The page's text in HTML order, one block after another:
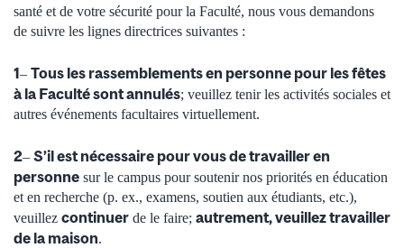
santé et de votre sécurité pour la Faculté, nous vous demandons
de suivre les lignes directrices suivantes :
1– Tous les rassemblements en personne pour les fêtes
à la Faculté sont annulés; veuillez tenir les activités sociales et
autres événements facultaires virtuellement.
2– S’il est nécessaire pour vous de travailler en
personne sur le campus pour soutenir nos priorités en éducation
et en recherche (p. ex., examens, soutien aux étudiants, etc.),
veuillez continuer de le faire; autrement, veuillez travailler
de la maison.